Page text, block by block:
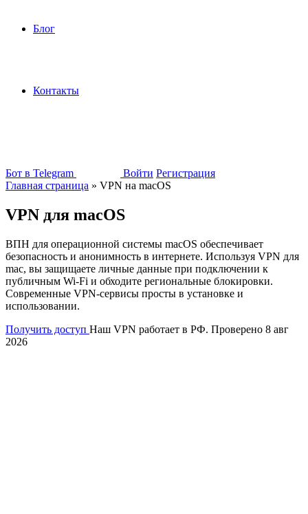
Блог
Контакты
Бот в Telegram Войти Регистрация
Главная страница » VPN на macOS
VPN для macOS
ВПН для операционной системы macOS обеспечивает
безопасность и анонимность в интернете. Используя VPN для
mac, вы защищаете личные данные при подключении к
публичным Wi-Fi и обходите региональные блокировки.
Современные VPN-сервисы просты в установке и
использовании.
Получить доступ Наш VPN работает в РФ. Проверено 8 авг
2026